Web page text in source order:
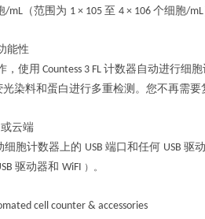
/mL （范围为 1 × 105 至 4 × 106 个细胞/mL
能性
，使用 Countess 3 FL 计数器自动进行细
染料和蛋白进行多重检测。您不再需要
或云端
细胞计数器上的 USB 端口和任何 USB 驱
驱动器和 WiFI ）。
cell counter & accessories